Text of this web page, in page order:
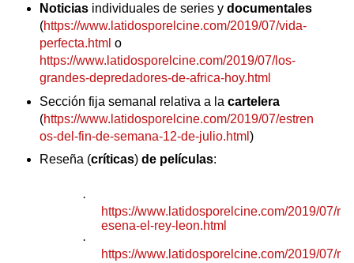
Noticiasindividuales de series y documentales
(https://www.latidosporelcine.com/2019/07/vida-
perfecta.html o
https://www.latidosporelcine.com/2019/07/los-
grandes-depredadores-de-africa-hoy.html
Sección fija semanal relativa a la cartelera
(https://www.latidosporelcine.com/2019/07/estren
os-del-fin-de-semana-12-de-julio.html )
Reseña (críticas) de películas:
·
https://www.latidosporelcine.com/2019/07/r
esena-el-rey-leon.html
·
https://www.latidosporelcine.com/2019/07/r